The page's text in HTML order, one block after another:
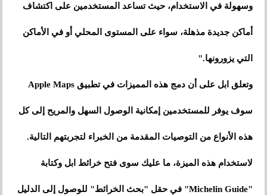
وسهولة في الاستخدام، حيث تساعد المستخدمين على اكتشاف
أماكن جديدة مذهلة، سواء على المستوى المحلي أو في الأماكن
التي يزورونها."
وتعلق ابل على أن دمج هذه المميزات في تطبيق Apple Maps
سوف يوفر للمستخدمين إمكانية الوصول السهل والمريح إلى كل
هذه الأنواع من التوصيات المقدمة من الخبراء لتجربتهم التالية.
لاستخدام هذه الميزة، ما عليك سوى فتح خرائط ابل وكتابة
"Michelin Guide" في حقل "بحث الخرائط" للوصول إلى الدليل